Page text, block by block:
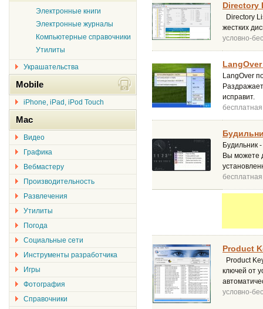
Directory
Directory
жестких
условно-
LangOver
исправит.
бесплатная
Будильник
Вы можете
бесплатная
Product
Product
ключей от
условно-
Электронные книги
Электронные журналы
Компьютерные справочники
Утилиты
Украшательства
Mobile
iPhone, iPad, iPod Touch
Mac
Видео
Графика
Вебмастеру
Производительность
Развлечения
Утилиты
Погода
Социальные сети
Инструменты разработчика
Игры
Фотография
Справочники